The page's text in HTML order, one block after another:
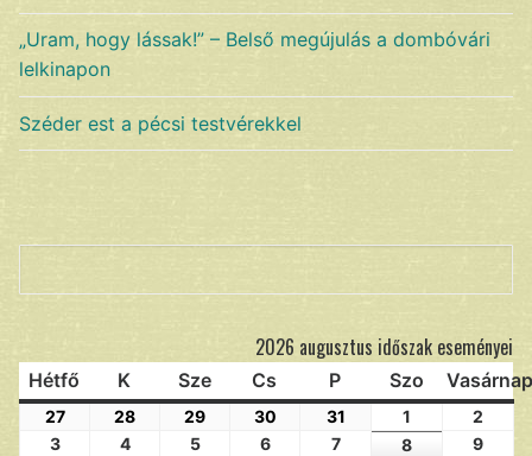
„Uram, hogy lássak!” – Belső megújulás a dombóvári
lelkinapon
Széder est a pécsi testvérekkel
2026 augusztus időszak eseményei
Hétfő K Sze Cs P Szo Vasárnap
27 28 29 30 31 1
2
3
4 5 6 7 8
9